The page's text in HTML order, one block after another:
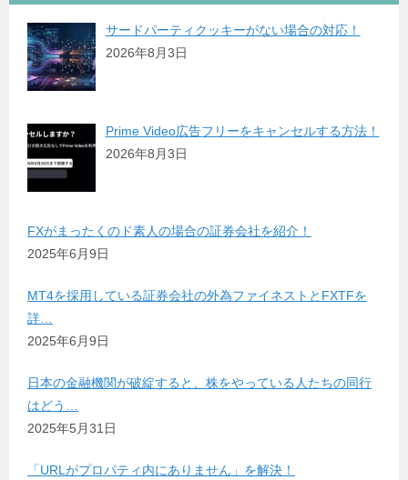
サードパーティクッキーがない場合の対応！
2026年8月3日
Prime Video広告フリーをキャンセルする方法！
2026年8月3日
FXがまったくのド素人の場合の証券会社を紹介！
2025年6月9日
MT4を採用している証券会社の外為ファイネストとFXTFを
詳…
2025年6月9日
日本の金融機関が破綻すると、株をやっている人たちの同行
はどう…
2025年5月31日
「URLがプロパティ内にありません」を解決！